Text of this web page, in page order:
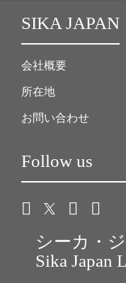
SIKA JAPAN
会社概要
所在地
お問い合わせ
Follow us
シーカ・
Sika Japan